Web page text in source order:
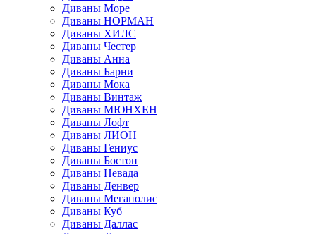
Диваны Море
Диваны НОРМАН
Диваны ХИЛС
Диваны Честер
Диваны Анна
Диваны Барни
Диваны Мока
Диваны Винтаж
Диваны МЮНХЕН
Диваны Лофт
Диваны ЛИОН
Диваны Гениус
Диваны Бостон
Диваны Невада
Диваны Денвер
Диваны Мегаполис
Диваны Куб
Диваны Даллас